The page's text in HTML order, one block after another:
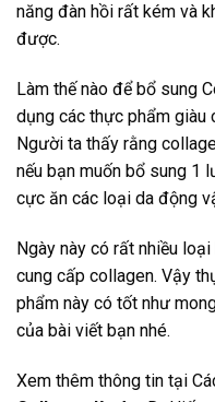
năng đàn hồi rất kém và
được.
Làm thế nào để bổ sung
dụng các thực phẩm giàu
Người ta thấy rằng
nếu bạn muốn bổ sung 1
cực ăn các loại da động
Ngày này có rất nhiều
cung cấp collagen. Vậy
phẩm này có tốt như
của bài viết bạn nhé.
Xem thêm thông tin tại